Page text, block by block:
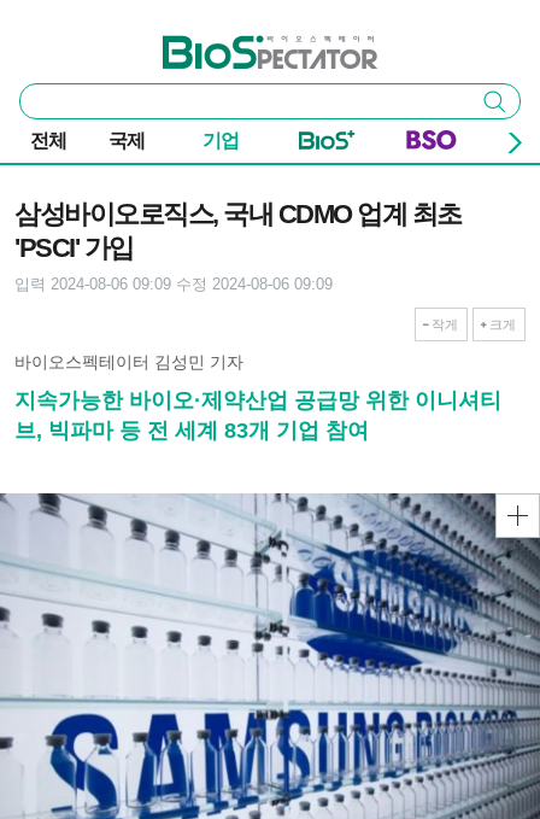
바이오스펙테이터
통
합
검
색
검색
전체 국제 기업
삼성바이오로직스, 국내 CDMO 업계 최초
'PSCI' 가입
입력 2024-08-06 09:09 수정 2024-08-06 09:09
작게 크게
바이오스펙테이터 김성민 기자
지속가능한 바이오·제약산업 공급망 위한 이니셔티
브, 빅파마 등 전 세계 83개 기업 참여